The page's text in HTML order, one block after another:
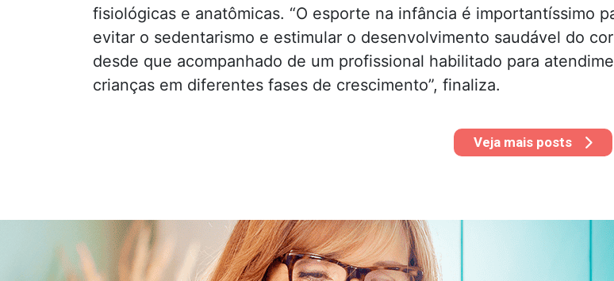
fisiológicas e anatômicas. “O esporte na infância é importantíssimo
evitar o sedentarismo e estimular o desenvolvimento saudável do
desde que acompanhado de um profissional habilitado para
crianças em diferentes fases de crescimento”, finaliza.
Veja mais posts